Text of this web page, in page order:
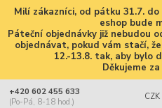
Milí zákazníci, od pátku 31.7.
eshop bude
Páteční objednávky již nebudou
objednávat, pokud vám stačí,
12.-13.8. tak, aby bylo
Děkujeme
CZK
+420 602 455 633
(Po-Pá, 8-18 hod.)